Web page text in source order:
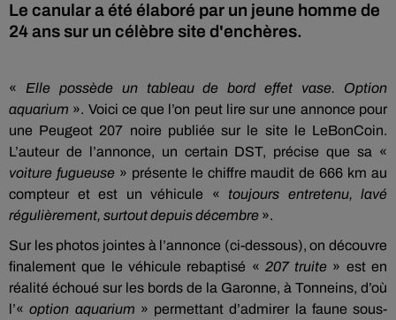
Le canular a été élaboré par un jeune homme de
24 ans sur un célèbre site d'enchères.
« Elle possède un tableau de bord effet vase. Option
aquarium ». Voici ce que l’on peut lire sur une annonce pour
une Peugeot 207 noire publiée sur le site le LeBonCoin.
L’auteur de l’annonce, un certain DST, précise que sa «
voiture fugueuse» présente le chiffre maudit de 666 km au
compteur et est un véhicule « toujours entretenu, lavé
régulièrement, surtout depuis décembre ».
Sur les photos jointes à l’annonce (ci-dessous), on découvre
finalement que le véhicule rebaptisé « 207 truite » est en
réalité échoué sur les bords de la Garonne, à Tonneins, d’où
l’«option aquarium » permettant d’admirer la faune sous-